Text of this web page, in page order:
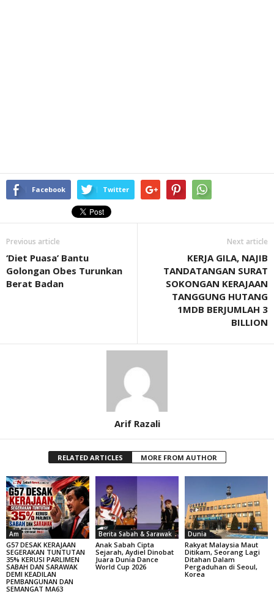
Facebook Twitter
Previous article
‘Diet Puasa’ Bantu
Golongan Obes Turunkan
Berat Badan
Next article
KERJA GILA, NAJIB
TANDATANGAN SURAT
SOKONGAN KERAJAAN
TANGGUNG HUTANG
1MDB BERJUMLAH 3
BILLION
Arif Razali
RELATED ARTICLES MORE FROM AUTHOR
Am
G57 DESAK KERAJAAN
SEGERAKAN TUNTUTAN
35% KERUSI PARLIMEN
SABAH DAN SARAWAK
DEMI KEADILAN
PEMBANGUNAN DAN
SEMANGAT MA63
Berita Sabah & Sarawak
Anak Sabah Cipta
Sejarah, Aydiel Dinobat
Juara Dunia Dance
World Cup 2026
Dunia
Rakyat Malaysia Maut
Ditikam, Seorang Lagi
Ditahan Dalam
Pergaduhan di Seoul,
Korea